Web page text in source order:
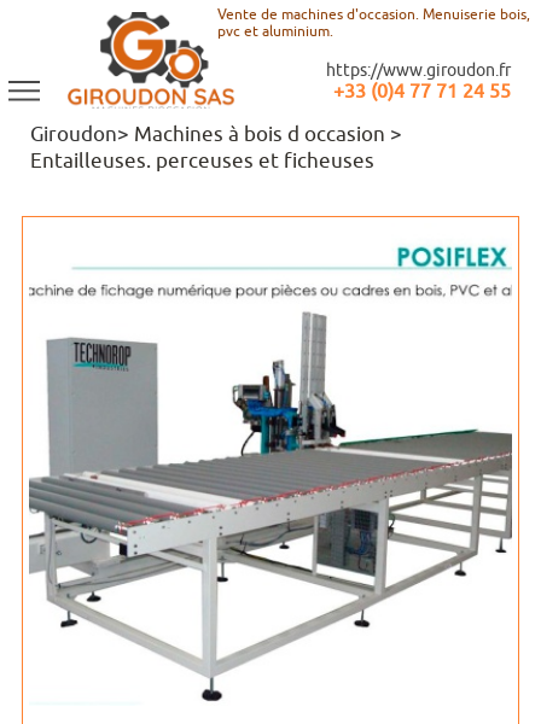
Vente de machines d'occasion. Menuiserie bois,
pvc et aluminium.
https://www.giroudon.fr
+33 (0)4 77 71 24 55
Giroudon> Machines à bois d occasion >
Entailleuses. perceuses et ficheuses